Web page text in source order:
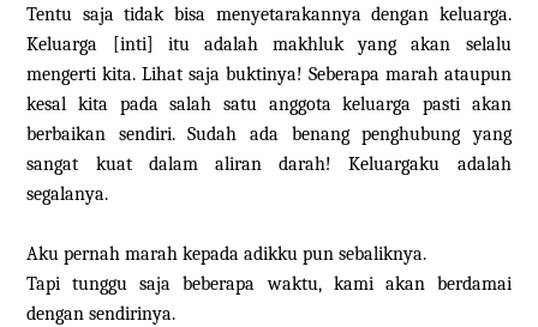
Tentu saja tidak bisa menyetarakannya dengan keluarga.
Keluarga [inti] itu adalah makhluk yang akan selalu
mengerti kita. Lihat saja buktinya! Seberapa marah ataupun
kesal kita pada salah satu anggota keluarga pasti akan
berbaikan sendiri. Sudah ada benang penghubung yang
sangat kuat dalam aliran darah! Keluargaku adalah
segalanya.
Aku pernah marah kepada adikku pun sebaliknya.
Tapi tunggu saja beberapa waktu, kami akan berdamai
dengan sendirinya.